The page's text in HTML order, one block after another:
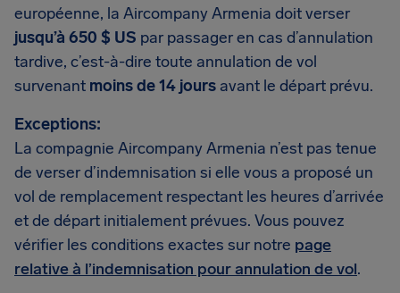
européenne, la Aircompany Armenia doit verser
jusqu’à 650 $ US par passager en cas d’annulation
tardive, c’est-à-dire toute annulation de vol
survenant moins de 14 jours avant le départ prévu.
Exceptions:
La compagnie Aircompany Armenia n’est pas tenue
de verser d’indemnisation si elle vous a proposé un
vol de remplacement respectant les heures d’arrivée
et de départ initialement prévues. Vous pouvez
vérifier les conditions exactes sur notre page
relative à l’indemnisation pour annulation de vol.